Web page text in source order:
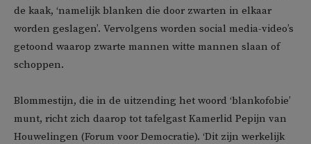
de kaak, ‘namelijk blanken die door zwarten in elkaar
worden geslagen’. Vervolgens worden social media-video’s
getoond waarop zwarte mannen witte mannen slaan of
schoppen.
Blommestijn, die in de uitzending het woord ‘blankofobie’
munt, richt zich daarop tot tafelgast Kamerlid Pepijn van
Houwelingen (Forum voor Democratie). ‘Dit zijn werkelijk